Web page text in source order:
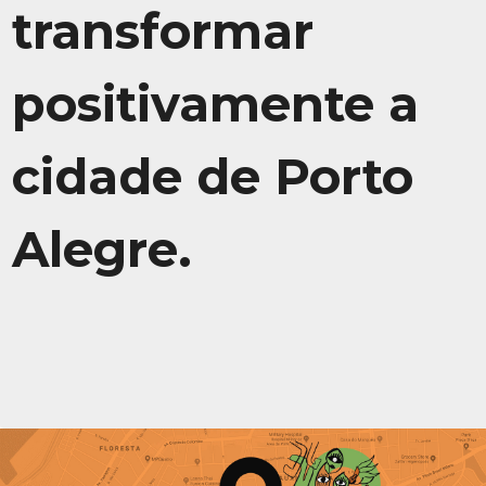
transformar
positivamente a
cidade de Porto
Alegre.